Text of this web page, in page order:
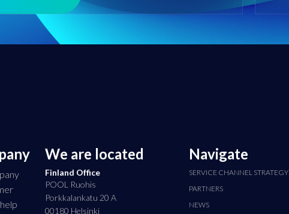
We are located
Finland Office
POOL Ruohis
Porkkalankatu 20 A
00180 Helsinki
Navigate
SERVICE CHANNEL STRATEGY
PARTNERS
NEWS